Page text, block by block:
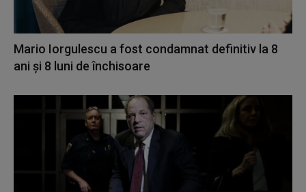
Mario Iorgulescu a fost condamnat definitiv la 8
ani și 8 luni de închisoare